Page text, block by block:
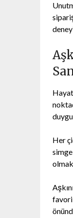
Her
favori